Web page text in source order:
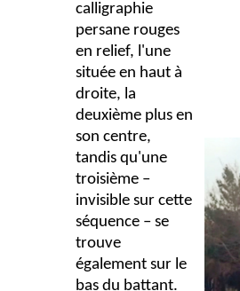
calligraphie
persane rouges
en relief, l'une
située en haut à
droite, la
deuxième plus en
son centre,
tandis qu'une
troisième –
invisible sur cette
séquence – se
trouve
également sur le
bas du battant.